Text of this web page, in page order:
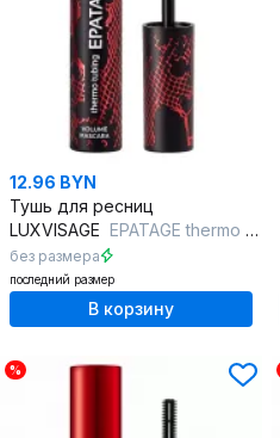
12.96 BYN
Тушь для ресниц
LUXVISAGE EPATAGE thermo tubing
без размера
последний размер
В корзину
%